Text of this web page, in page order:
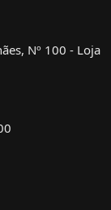
Nº 100 - Loja